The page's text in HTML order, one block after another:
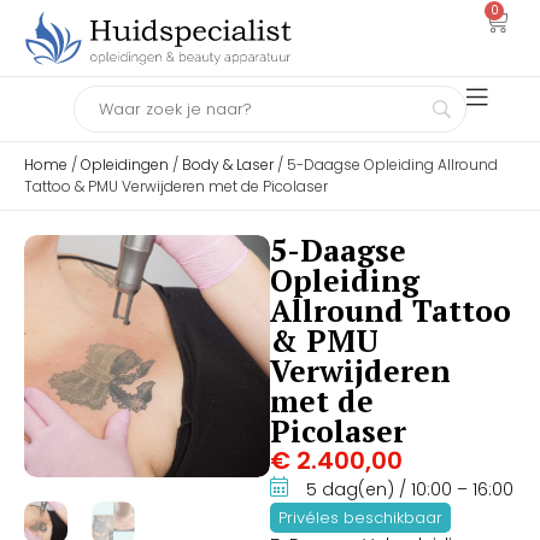
0
Home /Opleidingen / Body & Laser/ 5-Daagse Opleiding Allround
Tattoo & PMU Verwijderen met de Picolaser
5-Daagse
Opleiding
Allround Tattoo
& PMU
Verwijderen
met de
Picolaser
€ 2.400,00
5 dag(en) / 10:00 – 16:00
Privéles beschikbaar